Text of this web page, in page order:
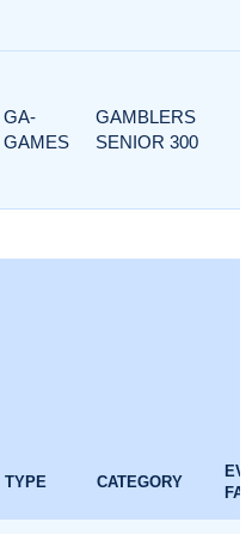
GA-
GAMES
GAMBLERS
SENIOR 300
TYPE CATEGORY